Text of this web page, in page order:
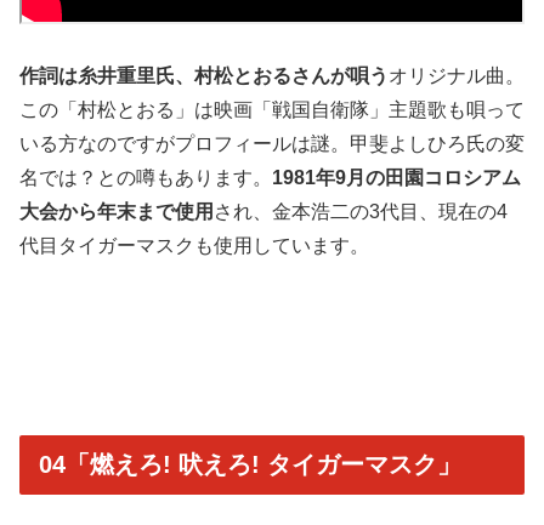
作詞は糸井重里氏、村松とおるさんが唄う オリジナル曲。
この「村松とおる」は映画「戦国自衛隊」主題歌も唄って
いる方なのですがプロフィールは謎。甲斐よしひろ氏の変
名では？との噂もあります。 1981年9月の田園コロシアム
大会から年末まで使用 され、金本浩二の3代目、現在の4
代目タイガーマスクも使用しています。
04「燃えろ! 吠えろ! タイガーマスク」